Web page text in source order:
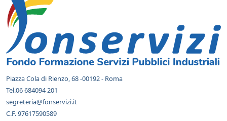
Piazza Cola di Rienzo, 68 -00192 - Roma
Tel.06 684094 201
segreteria@fonservizi.it
C.F. 97617590589